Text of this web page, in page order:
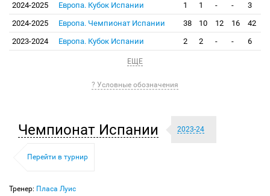
2024-2025
Европа. Кубок Испании 1 1 - -
3
2024-2025
Европа. Чемпионат Испании 38 10 12 16
42
2023-2024
Европа. Кубок Испании 2 2 - - 6
ЕЩЕ
? Условные обозначения
Чемпионат Испании 2023-24
Перейти в турнир
Тренер: Пласа Луис